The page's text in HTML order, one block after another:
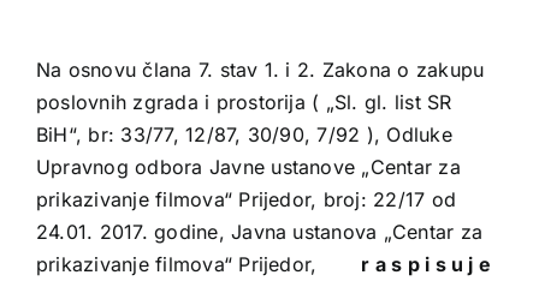
Na osnovu člana 7. stav 1. i 2. Zakona o zakupu
poslovnih zgrada i prostorija ( „Sl. gl. list SR
BiH“, br: 33/77, 12/87, 30/90, 7/92 ), Odluke
Upravnog odbora Javne ustanove „Centar za
prikazivanje filmova“ Prijedor, broj: 22/17 od
24.01. 2017. godine, Javna ustanova „Centar za
prikazivanje filmova“ Prijedor, r a s p i s u j e